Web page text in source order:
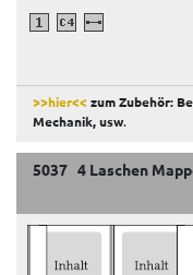
>>hier<<zum Zubehör:
Mechanik, usw.
5037 4 Laschen